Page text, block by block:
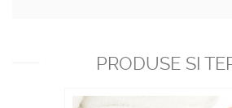
PRODUSE SI